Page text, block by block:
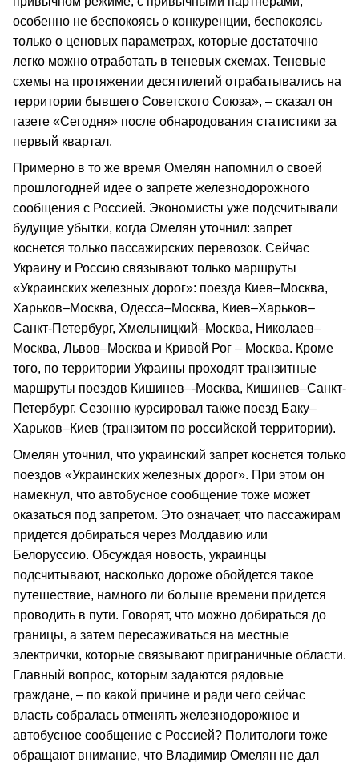
особенно не беспокоясь о конкуренции, беспокоясь
только о ценовых параметрах, которые достаточно
легко можно отработать в теневых схемах. Теневые
схемы на протяжении десятилетий отрабатывались на
территории бывшего Советского Союза», – сказал он
газете «Сегодня» после обнародования статистики за
первый квартал.
Примерно в то же время Омелян напомнил о своей
прошлогодней идее о запрете железнодорожного
сообщения с Россией. Экономисты уже подсчитывали
будущие убытки, когда Омелян уточнил: запрет
коснется только пассажирских перевозок. Сейчас
Украину и Россию связывают только маршруты
«Украинских железных дорог»: поезда Киев–Москва,
Харьков–Москва, Одесса–Москва, Киев–Харьков–
Санкт-Петербург, Хмельницкий–Москва, Николаев–
Москва, Львов–Москва и Кривой Рог – Москва. Кроме
того, по территории Украины проходят транзитные
маршруты поездов Кишинев–-Москва, Кишинев–Санкт-
Петербург. Сезонно курсировал также поезд Баку–
Харьков–Киев (транзитом по российской территории).
Омелян уточнил, что украинский запрет коснется только
поездов «Украинских железных дорог». При этом он
намекнул, что автобусное сообщение тоже может
оказаться под запретом. Это означает, что пассажирам
придется добираться через Молдавию или
Белоруссию. Обсуждая новость, украинцы
подсчитывают, насколько дороже обойдется такое
путешествие, намного ли больше времени придется
проводить в пути. Говорят, что можно добираться до
границы, а затем пересаживаться на местные
электрички, которые связывают приграничные области.
Главный вопрос, которым задаются рядовые
граждане, – по какой причине и ради чего сейчас
власть собралась отменять железнодорожное и
автобусное сообщение с Россией? Политологи тоже
обращают внимание, что Владимир Омелян не дал